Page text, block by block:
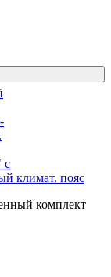
с
климат. пояс
комплект